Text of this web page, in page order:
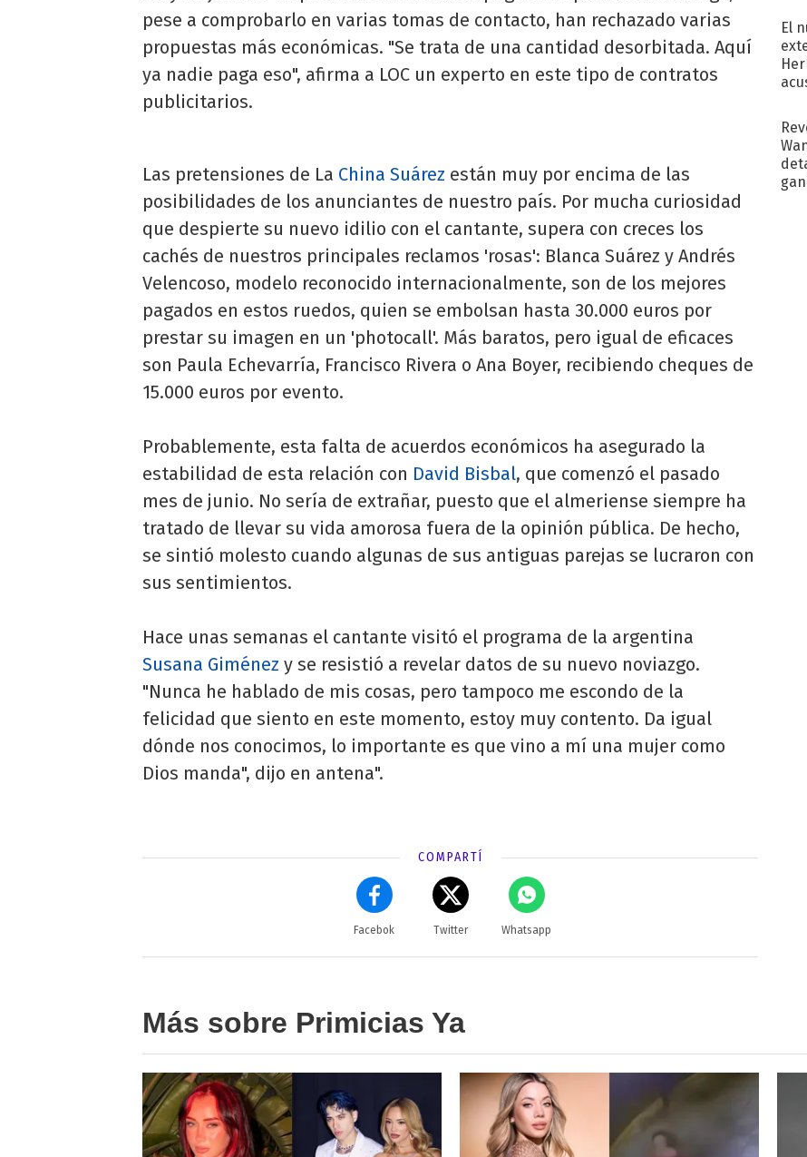
pese a comprobarlo en varias tomas de contacto, han rechazado varias
propuestas más económicas. "Se trata de una cantidad desorbitada. Aquí
ya nadie paga eso", afirma a LOC un experto en este tipo de contratos
publicitarios.
Las pretensiones de La China Suárez están muy por encima de las
posibilidades de los anunciantes de nuestro país. Por mucha curiosidad
que despierte su nuevo idilio con el cantante, supera con creces los
cachés de nuestros principales reclamos 'rosas': Blanca Suárez y Andrés
Velencoso, modelo reconocido internacionalmente, son de los mejores
pagados en estos ruedos, quien se embolsan hasta 30.000 euros por
prestar su imagen en un 'photocall'. Más baratos, pero igual de eficaces
son Paula Echevarría, Francisco Rivera o Ana Boyer, recibiendo cheques de
15.000 euros por evento.
Probablemente, esta falta de acuerdos económicos ha asegurado la
estabilidad de esta relación con David Bisbal, que comenzó el pasado
mes de junio. No sería de extrañar, puesto que el almeriense siempre ha
tratado de llevar su vida amorosa fuera de la opinión pública. De hecho,
se sintió molesto cuando algunas de sus antiguas parejas se lucraron con
sus sentimientos.
Hace unas semanas el cantante visitó el programa de la argentina
Susana Giménez y se resistió a revelar datos de su nuevo noviazgo.
"Nunca he hablado de mis cosas, pero tampoco me escondo de la
felicidad que siento en este momento, estoy muy contento. Da igual
dónde nos conocimos, lo importante es que vino a mí una mujer como
Dios manda", dijo en antena".
COMPARTÍ
Facebok Twitter Whatsapp
El
Más sobre Primicias Ya